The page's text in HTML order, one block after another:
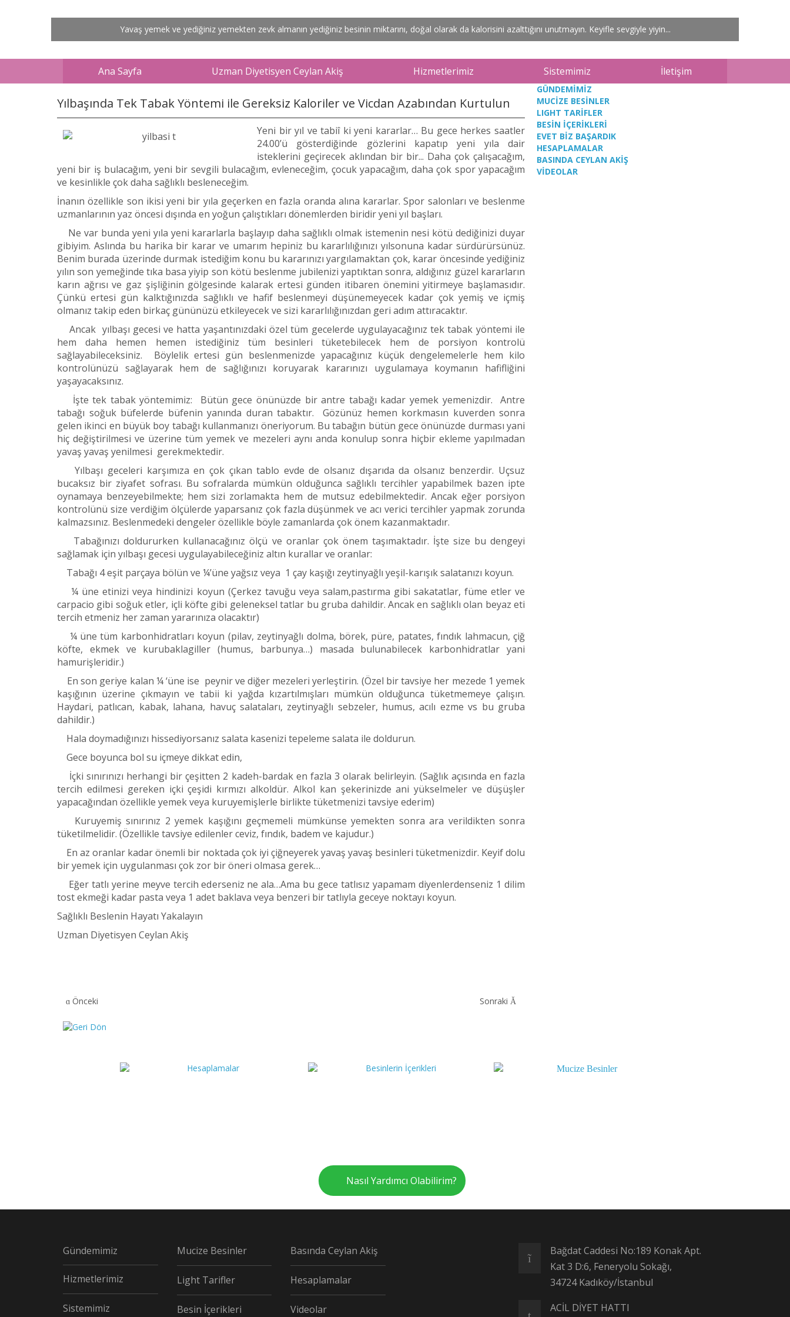
Yavaş yemek ve yediğiniz yemekten zevk almanın yediğiniz besinin miktarını, doğal olarak da kalorisini azalttığını unutmayın. Keyifle sevgiyle yiyin...
Diyet günlüğü tutmak, sadece diyet programı uygularken değil kilonuzu korurken de faydalanabileceğiniz harika bir anahtardır. Önyargılı olmayın sadece bir kez deneyin...
Ana Sayfa Uzman Diyetisyen Ceylan Akiş Hizmetlerimiz Sistemimiz İletişim
Yılbaşında Tek Tabak Yöntemi ile Gereksiz Kaloriler ve Vicdan Azabından Kurtulun
Yeni bir yıl ve tabiî ki yeni kararlar… Bu gece herkes saatler
24.00’ü gösterdiğinde gözlerini kapatıp yeni yıla dair
isteklerini geçirecek aklından bir bir... Daha çok çalışacağım,
yeni bir iş bulacağım, yeni bir sevgili bulacağım, evleneceğim, çocuk yapacağım, daha çok spor yapacağım
ve kesinlikle çok daha sağlıklı besleneceğim.
İnanın özellikle son ikisi yeni bir yıla geçerken en fazla oranda alına kararlar. Spor salonları ve beslenme
uzmanlarının yaz öncesi dışında en yoğun çalıştıkları dönemlerden biridir yeni yıl başları.
Ne var bunda yeni yıla yeni kararlarla başlayıp daha sağlıklı olmak istemenin nesi kötü dediğinizi duyar
gibiyim. Aslında bu harika bir karar ve umarım hepiniz bu kararlılığınızı yılsonuna kadar sürdürürsünüz.
Benim burada üzerinde durmak istediğim konu bu kararınızı yargılamaktan çok, karar öncesinde yediğiniz
yılın son yemeğinde tıka basa yiyip son kötü beslenme jubilenizi yaptıktan sonra, aldığınız güzel kararların
karın ağrısı ve gaz şişliğinin gölgesinde kalarak ertesi günden itibaren önemini yitirmeye başlamasıdır.
Çünkü ertesi gün kalktığınızda sağlıklı ve hafif beslenmeyi düşünemeyecek kadar çok yemiş ve içmiş
olmanız takip eden birkaç gününüzü etkileyecek ve sizi kararlılığınızdan geri adım attıracaktır.
Ancak yılbaşı gecesi ve hatta yaşantınızdaki özel tüm gecelerde uygulayacağınız tek tabak yöntemi ile
hem daha hemen hemen istediğiniz tüm besinleri tüketebilecek hem de porsiyon kontrolü
sağlayabileceksiniz. Böylelik ertesi gün beslenmenizde yapacağınız küçük dengelemelerle hem kilo
kontrolünüzü sağlayarak hem de sağlığınızı koruyarak kararınızı uygulamaya koymanın hafifliğini
yaşayacaksınız.
İşte tek tabak yöntemimiz: Bütün gece önünüzde bir antre tabağı kadar yemek yemenizdir. Antre
tabağı soğuk büfelerde büfenin yanında duran tabaktır. Gözünüz hemen korkmasın kuverden sonra
gelen ikinci en büyük boy tabağı kullanmanızı öneriyorum. Bu tabağın bütün gece önünüzde durması yani
hiç değiştirilmesi ve üzerine tüm yemek ve mezeleri aynı anda konulup sonra hiçbir ekleme yapılmadan
yavaş yavaş yenilmesi gerekmektedir.
Yılbaşı geceleri karşımıza en çok çıkan tablo evde de olsanız dışarıda da olsanız benzerdir. Uçsuz
bucaksız bir ziyafet sofrası. Bu sofralarda mümkün olduğunca sağlıklı tercihler yapabilmek bazen ipte
oynamaya benzeyebilmekte; hem sizi zorlamakta hem de mutsuz edebilmektedir. Ancak eğer porsiyon
kontrolünü size verdiğim ölçülerde yaparsanız çok fazla düşünmek ve acı verici tercihler yapmak zorunda
kalmazsınız. Beslenmedeki dengeler özellikle böyle zamanlarda çok önem kazanmaktadır.
Tabağınızı doldururken kullanacağınız ölçü ve oranlar çok önem taşımaktadır. İşte size bu dengeyi
sağlamak için yılbaşı gecesi uygulayabileceğiniz altın kurallar ve oranlar:
Tabağı 4 eşit parçaya bölün ve ¼’üne yağsız veya 1 çay kaşığı zeytinyağlı yeşil-karışık salatanızı koyun.
¼ üne etinizi veya hindinizi koyun (Çerkez tavuğu veya salam,pastırma gibi sakatatlar, füme etler ve
carpacio gibi soğuk etler, içli köfte gibi geleneksel tatlar bu gruba dahildir. Ancak en sağlıklı olan beyaz eti
tercih etmeniz her zaman yararınıza olacaktır)
¼ üne tüm karbonhidratları koyun (pilav, zeytinyağlı dolma, börek, püre, patates, fındık lahmacun, çiğ
köfte, ekmek ve kurubaklagiller (humus, barbunya…) masada bulunabilecek karbonhidratlar yani
hamurişleridir.)
En son geriye kalan ¼ ‘üne ise peynir ve diğer mezeleri yerleştirin. (Özel bir tavsiye her mezede 1 yemek
kaşığının üzerine çıkmayın ve tabii ki yağda kızartılmışları mümkün olduğunca tüketmemeye çalışın.
Haydari, patlıcan, kabak, lahana, havuç salataları, zeytinyağlı sebzeler, humus, acılı ezme vs bu gruba
dahildir.)
Hala doymadığınızı hissediyorsanız salata kasenizi tepeleme salata ile doldurun.
Gece boyunca bol su içmeye dikkat edin,
İçki sınırınızı herhangi bir çeşitten 2 kadeh-bardak en fazla 3 olarak belirleyin. (Sağlık açısında en fazla
tercih edilmesi gereken içki çeşidi kırmızı alkoldür. Alkol kan şekerinizde ani yükselmeler ve düşüşler
yapacağından özellikle yemek veya kuruyemişlerle birlikte tüketmenizi tavsiye ederim)
Kuruyemiş sınırınız 2 yemek kaşığını geçmemeli mümkünse yemekten sonra ara verildikten sonra
tüketilmelidir. (Özellikle tavsiye edilenler ceviz, fındık, badem ve kajudur.)
En az oranlar kadar önemli bir noktada çok iyi çiğneyerek yavaş yavaş besinleri tüketmenizdir. Keyif dolu
bir yemek için uygulanması çok zor bir öneri olmasa gerek…
Eğer tatlı yerine meyve tercih ederseniz ne ala…Ama bu gece tatlısız yapamam diyenlerdenseniz 1 dilim
tost ekmeği kadar pasta veya 1 adet baklava veya benzeri bir tatlıyla geceye noktayı koyun.
Sağlıklı Beslenin Hayatı Yakalayın
Uzman Diyetisyen Ceylan Akiş
Önceki Sonraki
GÜNDEMİMİZ
MUCİZE BESİNLER
LIGHT TARİFLER
BESİN İÇERİKLERİ
EVET BİZ BAŞARDIK
HESAPLAMALAR
BASINDA CEYLAN AKİŞ
VİDEOLAR
Nasıl Yardımcı Olabilirim?
Gündemimiz
Hizmetlerimiz
Sistemimiz
Mucize Besinler
Light Tarifler
Besin İçerikleri
Basında Ceylan Akiş
Hesaplamalar
Videolar
Bağdat Caddesi No:189 Konak Apt.
Kat 3 D:6, Feneryolu Sokağı,
34724 Kadıköy/İstanbul
ACİL DİYET HATTI